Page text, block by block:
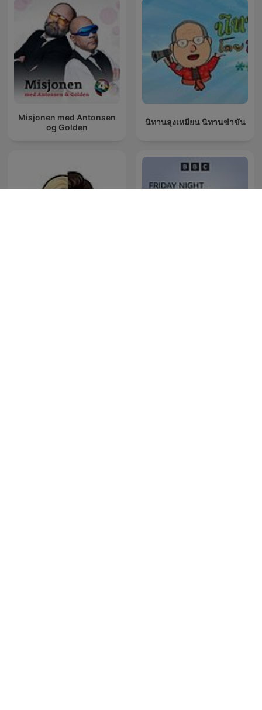
Misjonen med Antonsen
og Golden
นิทานลุงเหมียน นิทานขำขัน